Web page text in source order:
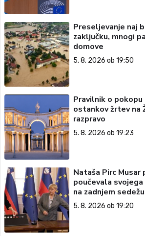
Preseljevanje naj
zaključku, mnogi
domove
5. 8. 2026 ob 19:50
Pravilnik o
ostankov žrtev na
razpravo
5. 8. 2026 ob 19:23
Nataša Pirc
poučevala
na zadnjem sedežu
5. 8. 2026 ob 19:20